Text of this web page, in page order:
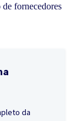
fornecedores
da